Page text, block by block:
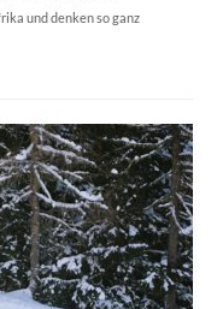
und denken so ganz